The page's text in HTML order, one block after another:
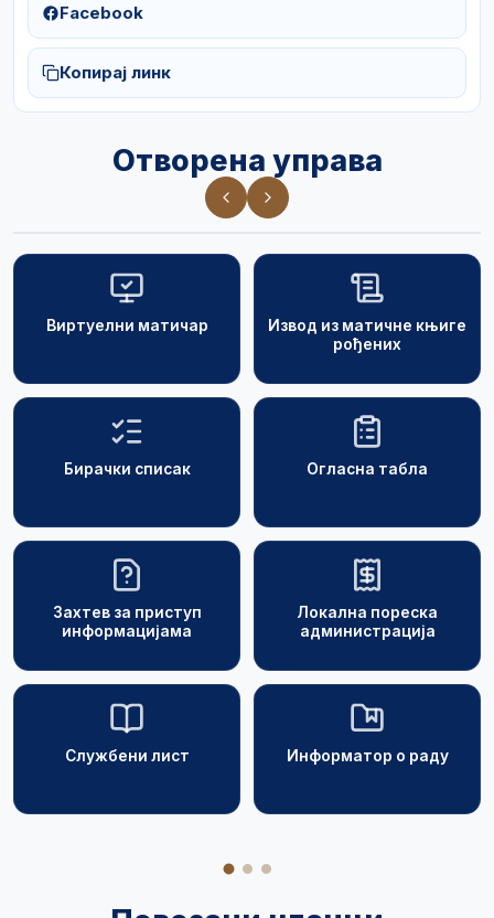
Facebook
Копирај линк
Отворена управа
Виртуелни матичар
Извод из матичне књиге
рођених
Бирачки списак Огласна табла
Захтев за приступ
информацијама
Локална пореска
администрација
Службени лист Информатор о раду